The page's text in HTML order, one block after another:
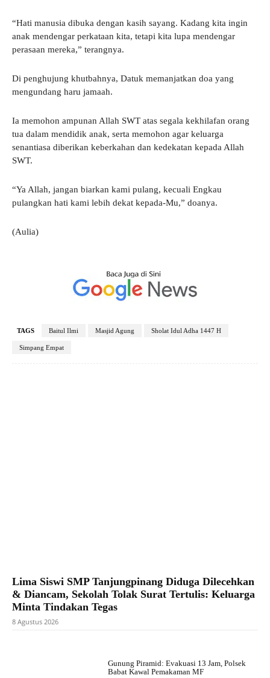
“Hati manusia dibuka dengan kasih sayang. Kadang kita ingin
anak mendengar perkataan kita, tetapi kita lupa mendengar
perasaan mereka,” terangnya.
Di penghujung khutbahnya, Datuk memanjatkan doa yang
mengundang haru jamaah.
Ia memohon ampunan Allah SWT atas segala kekhilafan orang
tua dalam mendidik anak, serta memohon agar keluarga
senantiasa diberikan keberkahan dan kedekatan kepada Allah
SWT.
“Ya Allah, jangan biarkan kami pulang, kecuali Engkau
pulangkan hati kami lebih dekat kepada-Mu,” doanya.
(Aulia)
TAGS Baitul Ilmi Masjid Agung Sholat Idul Adha 1447 H
Simpang Empat
Lima Siswi SMP Tanjungpinang Diduga Dilecehkan
& Diancam, Sekolah Tolak Surat Tertulis: Keluarga
Minta Tindakan Tegas
8 Agustus 2026
Gunung Piramid: Evakuasi 13 Jam, Polsek
Babat Kawal Pemakaman MF